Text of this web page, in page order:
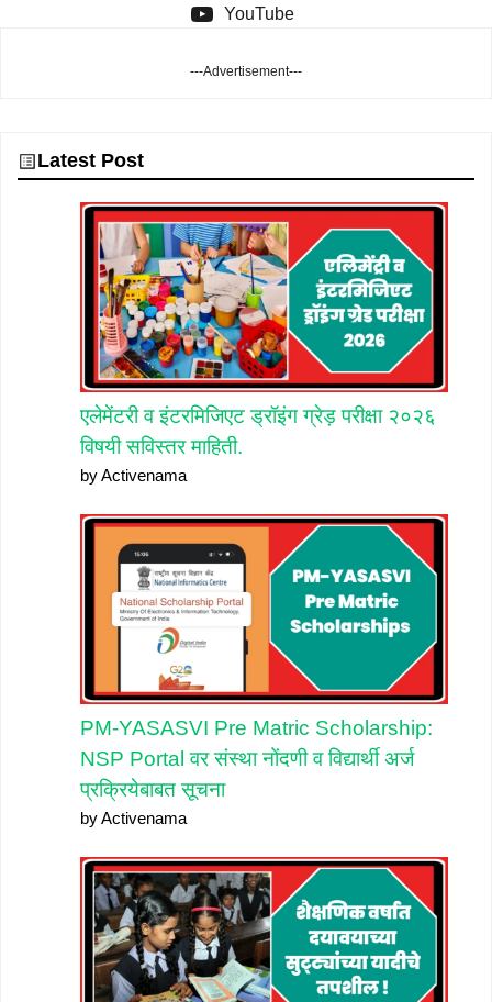
YouTube
---Advertisement---
Latest Post
एलेमेंटरी व इंटरमिजिएट ड्रॉइंग ग्रेड़ परीक्षा २०२६
विषयी सविस्तर माहिती.
by Activenama
PM-YASASVI Pre Matric Scholarship:
NSP Portal वर संस्था नोंदणी व विद्यार्थी अर्ज
प्रक्रियेबाबत सूचना
by Activenama